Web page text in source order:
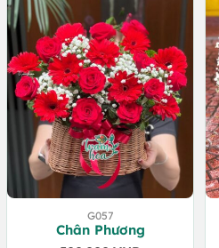
G057
Chân Phương